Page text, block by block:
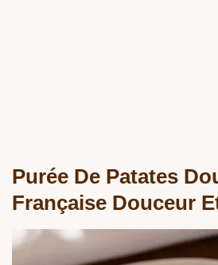
Purée De Patates
Française Douceur